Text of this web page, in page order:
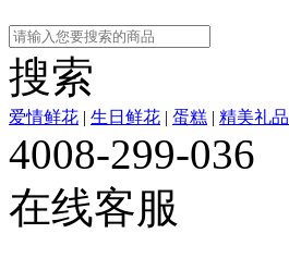
搜索
爱情鲜花 | 生日鲜花 | 蛋糕 | 精美礼品
4008-299-036
在线客服